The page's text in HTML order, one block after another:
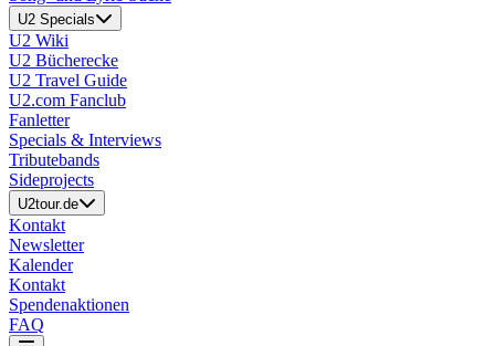
U2 Specials
U2 Wiki
U2 Bücherecke
U2 Travel Guide
U2.com Fanclub
Fanletter
Specials & Interviews
Tributebands
Sideprojects
U2tour.de
Kontakt
Newsletter
Kalender
Kontakt
Spendenaktionen
FAQ